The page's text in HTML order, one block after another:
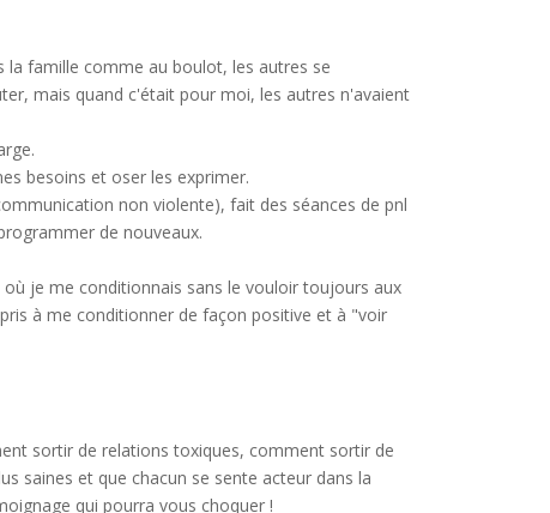
la famille comme au boulot, les autres se
mais quand c'était pour moi, les autres n'avaient
besoins et oser les exprimer.
non violente), fait des séances de pnl
de nouveaux.
je me conditionnais sans le vouloir toujours aux
à me conditionner de façon positive et à "voir
sortir de relations toxiques, comment sortir de
saines et que chacun se sente acteur dans la
qui pourra vous choquer !